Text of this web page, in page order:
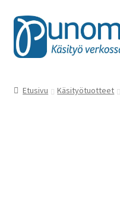
Siirry
navigointiin
Siirry
sisältöön
Etusivu Käsityötuotteet